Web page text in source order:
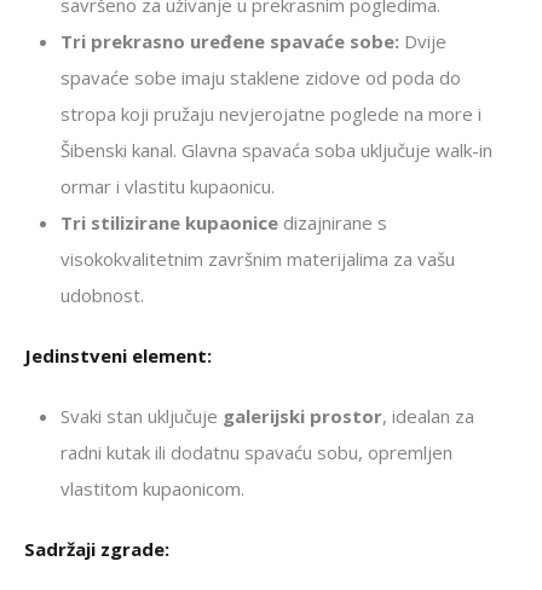
savršeno za uživanje u prekrasnim pogledima.
Tri prekrasno uređene spavaće sobe: Dvije
spavaće sobe imaju staklene zidove od poda do
stropa koji pružaju nevjerojatne poglede na more i
Šibenski kanal. Glavna spavaća soba uključuje walk-in
ormar i vlastitu kupaonicu.
Tri stilizirane kupaonice dizajnirane s
visokokvalitetnim završnim materijalima za vašu
udobnost.
Jedinstveni element:
Svaki stan uključuje galerijski prostor, idealan za
radni kutak ili dodatnu spavaću sobu, opremljen
vlastitom kupaonicom.
Sadržaji zgrade: